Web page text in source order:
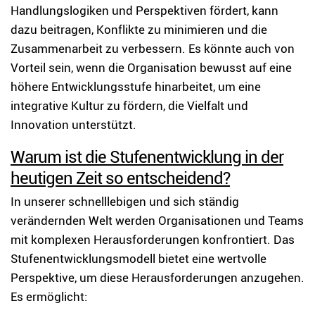
Handlungslogiken und Perspektiven fördert, kann
dazu beitragen, Konflikte zu minimieren und die
Zusammenarbeit zu verbessern. Es könnte auch von
Vorteil sein, wenn die Organisation bewusst auf eine
höhere Entwicklungsstufe hinarbeitet, um eine
integrative Kultur zu fördern, die Vielfalt und
Innovation unterstützt.
Warum ist die Stufenentwicklung in der
heutigen Zeit so entscheidend?
In unserer schnelllebigen und sich ständig
verändernden Welt werden Organisationen und Teams
mit komplexen Herausforderungen konfrontiert. Das
Stufenentwicklungsmodell bietet eine wertvolle
Perspektive, um diese Herausforderungen anzugehen.
Es ermöglicht: